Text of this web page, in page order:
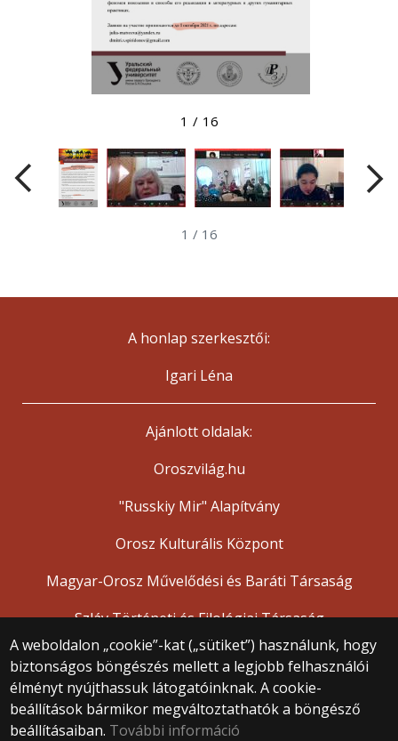
1 / 16
1 / 16
A weboldalon „cookie”-kat („sütiket”) használunk, hogy
biztonságos böngészés mellett a legjobb felhasználói
élményt nyújthassuk látogatóinknak. A cookie-
beállítások bármikor megváltoztathatók a böngésző
beállításaiban. További információ
A honlap szerkesztői:
Igari Léna
Ajánlott oldalak:
Oroszvilág.hu
"Russkiy Mir" Alapítvány
Orosz Kulturális Központ
Magyar-Orosz Művelődési és Baráti Társaság
Szláv Történeti és Filológiai Társaság
© 2025 Eötvös Loránd Tudományegyetem
Minden jog fenntartva.
1053 Budapest, Egyetem tér 1–3.
Központi telefonszám: +36 1 411 6500